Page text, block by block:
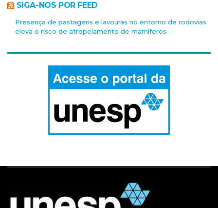
SIGA-NOS POR FEED
Presença de pastagens e lavouras no entorno de rodovias
eleva o risco de atropelamento de mamíferos